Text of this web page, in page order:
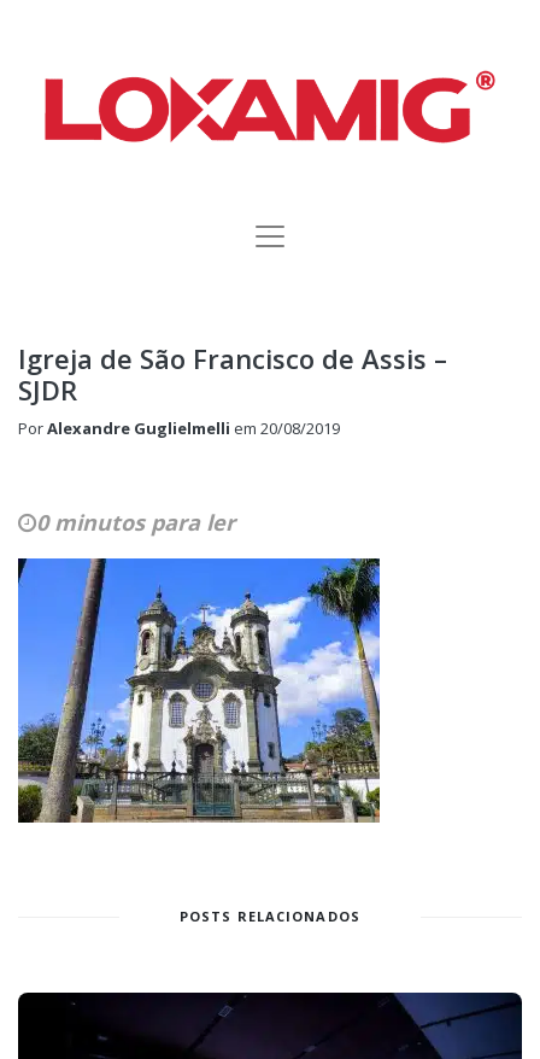
Igreja de São Francisco de Assis –
SJDR
PorAlexandre Guglielmelli em 20/08/2019
0 minutos para ler
POSTS RELACIONADOS